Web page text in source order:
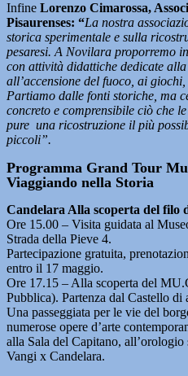
Infine Lorenzo Cimarossa,
Pisaurenses: “La nostra
storica sperimentale e sulla
pesaresi. A Novilara proporremo
con attività didattiche dedicate
all’accensione del fuoco, ai
Partiamo dalle fonti storiche, ma
concreto e comprensibile ciò che
pure una ricostruzione il più
piccoli”.
Programma Grand Tour
Viaggiando nella Storia
Candelara Alla scoperta del filo
Ore 15.00 – Visita guidata al
Strada della Pieve 4.
Partecipazione gratuita,
entro il 17 maggio.
Ore 17.15 – Alla scoperta del
Pubblica). Partenza dal Castello di
Una passeggiata per le vie del
numerose opere d’arte
alla Sala del Capitano, all’orologio
Vangi x Candelara.